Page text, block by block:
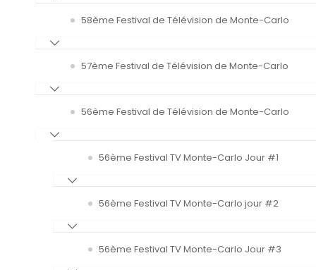
58ème Festival de Télévision de Monte-Carlo
57ème Festival de Télévision de Monte-Carlo
56ème Festival de Télévision de Monte-Carlo
56ème Festival TV Monte-Carlo Jour #1
56ème Festival TV Monte-Carlo jour #2
56ème Festival TV Monte-Carlo Jour #3